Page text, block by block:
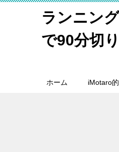
ランニン
で90分切り
ホーム iMotaro